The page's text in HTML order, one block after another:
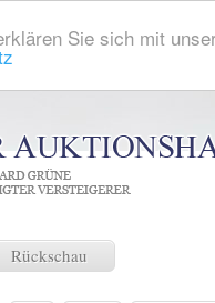
Sie sich mit
Rückschau